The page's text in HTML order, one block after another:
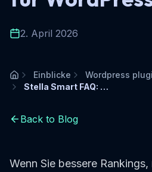
2. April 2026
Startseite
Einblicke
Wordpress
Stella Smart FAQ: KI-FAQ-Plugin mit Schema für WordPress
Back to Blog
Wenn Sie bessere